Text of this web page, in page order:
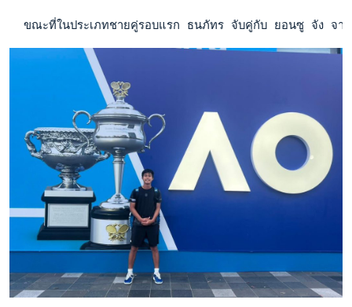
ขณะที่ในประเภทชายคู่รอบแรก ธนภัทร จับคู่กับ ยอนซู จัง จา